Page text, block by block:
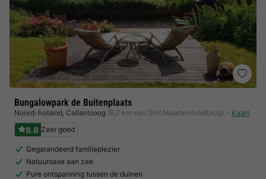
Bungalowpark de Buitenplaats
Noord-holland, Callantsoog (6,7 km van Sint Maartensvlotbrug) Kaart
8.8 Zeer goed
Gegarandeerd familieplezier
Natuuroase aan zee
Pure ontspanning tussen de duinen